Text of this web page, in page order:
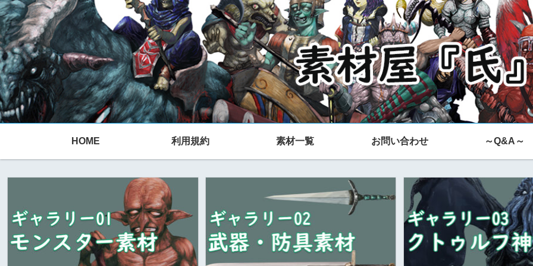
HOME 利用規約 素材一覧 お問い合わせ ～Q&A～